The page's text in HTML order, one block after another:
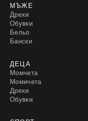
МЪЖЕ
Дрехи
Обувки
Бельо
Бански
ДЕЦА
Момчета
Момичета
Дрехи
Обувки